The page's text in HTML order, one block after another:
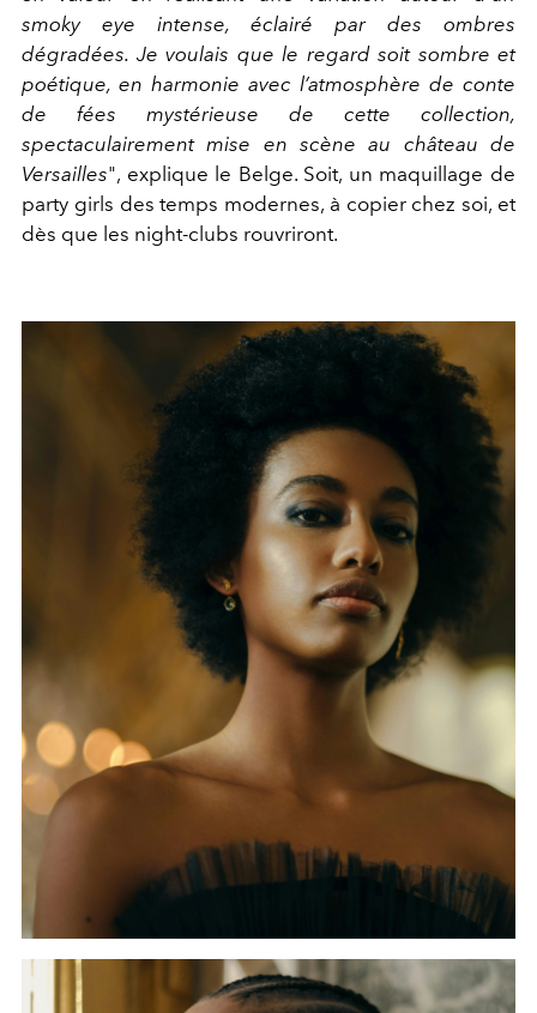
smoky eye intense, éclairé par des ombres
dégradées. Je voulais que le regard soit sombre et
poétique, en harmonie avec l’atmosphère de conte
de fées mystérieuse de cette collection,
spectaculairement mise en scène au château de
Versailles", explique le Belge. Soit, un maquillage de
party girls des temps modernes, à copier chez soi, et
dès que les night-clubs rouvriront.